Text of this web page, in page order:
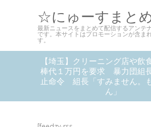
☆にゅーすまと
最新ニュースをまとめて配信するアンテ
です。本サイトはプロモーションが含ま
す。
【埼玉】クリーニング店や飲
棒代１万円を要求 暴力団組
止命令 組長「すみません。
ん」